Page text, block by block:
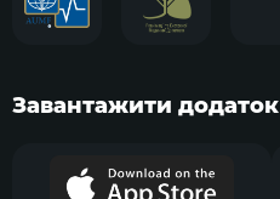
Завантажити додаток